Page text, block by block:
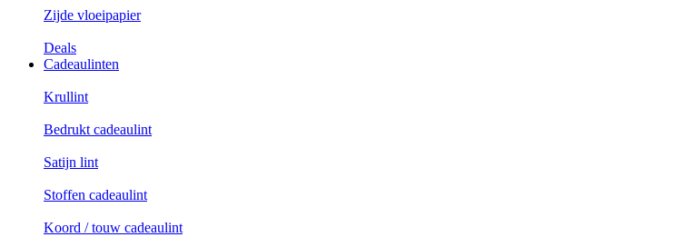
Zijde vloeipapier
Deals
Cadeaulinten
Krullint
Bedrukt cadeaulint
Satijn lint
Stoffen cadeaulint
Koord / touw cadeaulint